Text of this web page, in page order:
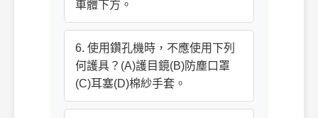
車體下方。
6. 使用鑽孔機時，不應使用下列
何護具？(A)護目鏡(B)防塵口罩
(C)耳塞(D)棉紗手套。